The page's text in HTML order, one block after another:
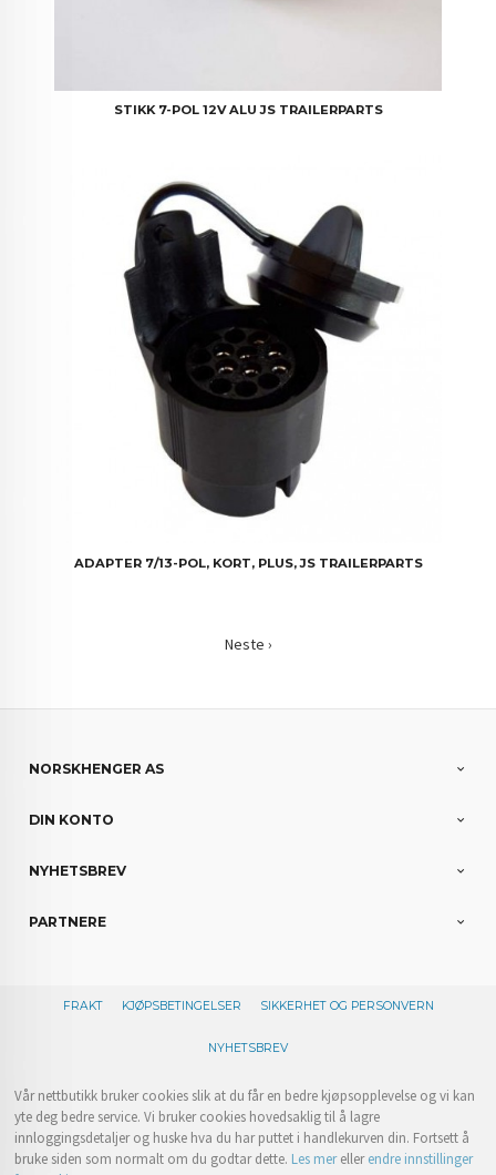
STIKK 7-POL 12V ALU JS TRAILERPARTS
ADAPTER 7/13-POL, KORT, PLUS, JS TRAILERPARTS
Neste ›
NORSKHENGER AS
DIN KONTO
NYHETSBREV
PARTNERE
FRAKT KJØPSBETINGELSER SIKKERHET OG PERSONVERN
NYHETSBREV
Vår nettbutikk bruker cookies slik at du får en bedre kjøpsopplevelse og vi kan
yte deg bedre service. Vi bruker cookies hovedsaklig til å lagre
innloggingsdetaljer og huske hva du har puttet i handlekurven din. Fortsett å
bruke siden som normalt om du godtar dette. Les merellerendre innstillinger